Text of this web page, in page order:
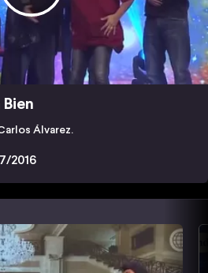
Bien
Álvarez.
2016